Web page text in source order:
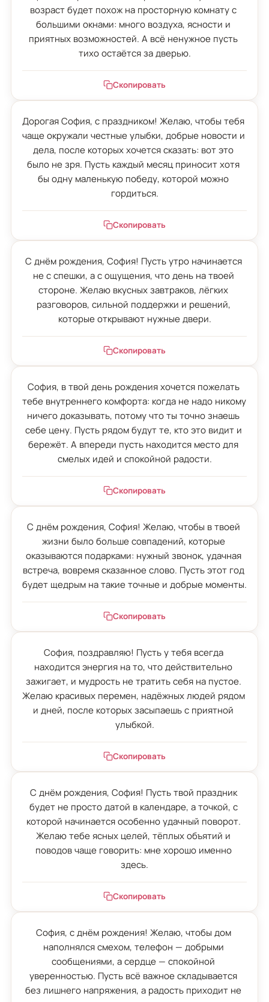
возраст будет похож на просторную комнату с
большими окнами: много воздуха, ясности и
приятных возможностей. А всё ненужное пусть
тихо остаётся за дверью.
Скопировать
Дорогая София, с праздником! Желаю, чтобы тебя
чаще окружали честные улыбки, добрые новости и
дела, после которых хочется сказать: вот это
было не зря. Пусть каждый месяц приносит хотя
бы одну маленькую победу, которой можно
гордиться.
Скопировать
С днём рождения, София! Пусть утро начинается
не с спешки, а с ощущения, что день на твоей
стороне. Желаю вкусных завтраков, лёгких
разговоров, сильной поддержки и решений,
которые открывают нужные двери.
Скопировать
София, в твой день рождения хочется пожелать
тебе внутреннего комфорта: когда не надо никому
ничего доказывать, потому что ты точно знаешь
себе цену. Пусть рядом будут те, кто это видит и
бережёт. А впереди пусть находится место для
смелых идей и спокойной радости.
Скопировать
С днём рождения, София! Желаю, чтобы в твоей
жизни было больше совпадений, которые
оказываются подарками: нужный звонок, удачная
встреча, вовремя сказанное слово. Пусть этот год
будет щедрым на такие точные и добрые моменты.
Скопировать
София, поздравляю! Пусть у тебя всегда
находится энергия на то, что действительно
зажигает, и мудрость не тратить себя на пустое.
Желаю красивых перемен, надёжных людей рядом
и дней, после которых засыпаешь с приятной
улыбкой.
Скопировать
С днём рождения, София! Пусть твой праздник
будет не просто датой в календаре, а точкой, с
которой начинается особенно удачный поворот.
Желаю тебе ясных целей, тёплых объятий и
поводов чаще говорить: мне хорошо именно
здесь.
Скопировать
София, с днём рождения! Желаю, чтобы дом
наполнялся смехом, телефон — добрыми
сообщениями, а сердце — спокойной
уверенностью. Пусть всё важное складывается
без лишнего напряжения, а радость приходит не